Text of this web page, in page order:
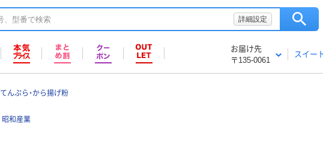
詳細設定
お届け先
〒135-0061
スイー
てんぷら・から揚げ粉
昭和産業